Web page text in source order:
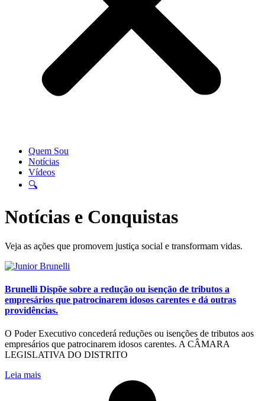
Quem Sou
Notícias
Vídeos
🔍
Notícias e Conquistas
Veja as ações que promovem justiça social e transformam vidas.
Brunelli Dispõe sobre a redução ou isenção de tributos a
empresários que patrocinarem idosos carentes e dá outras
providências.
O Poder Executivo concederá reduções ou isenções de tributos aos
empresários que patrocinarem idosos carentes. A CÂMARA
LEGISLATIVA DO DISTRITO
Leia mais